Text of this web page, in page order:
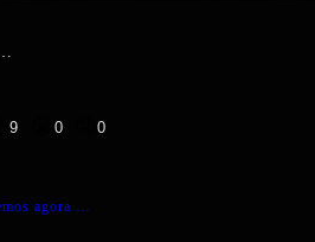
9 0 0
agora …